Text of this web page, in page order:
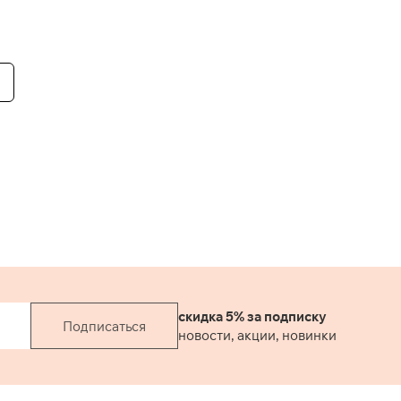
Подписаться
скидка 5% за подписку
новости, акции, новинки